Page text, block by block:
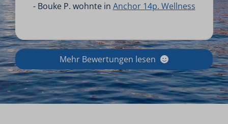
- Bouke P. wohnte in Anchor 14p. Wellness
Mehr Bewertungen lesen